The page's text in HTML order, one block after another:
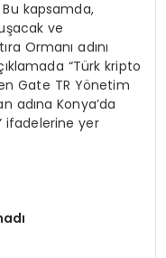
kapsamda,
ve
Ormanı adını
“Türk kripto
Gate TR Yönetim
adına Konya’da
ifadelerine yer